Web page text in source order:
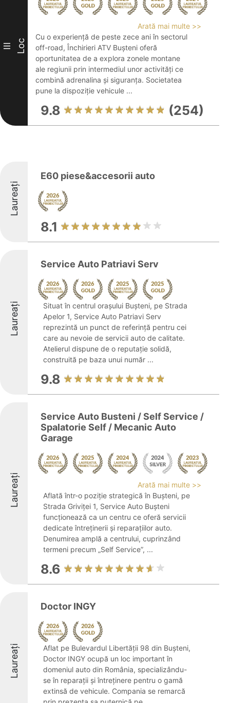
III Loc
Arată mai multe >>
Cu o experiență de peste zece ani în sectorul
off-road, Închirieri ATV Bușteni oferă
oportunitatea de a explora zonele montane
ale regiunii prin intermediul unor activități ce
combină adrenalina și siguranța. Societatea
pune la dispoziție vehicule ...
9.8 (254)
Laureați
E60 piese&accesorii auto
8.1
Laureați
Service Auto Patriavi Serv
Situat în centrul orașului Bușteni, pe Strada
Apelor 1, Service Auto Patriavi Serv
reprezintă un punct de referință pentru cei
care au nevoie de servicii auto de calitate.
Atelierul dispune de o reputație solidă,
construită pe baza unui număr ...
9.8
Laureați
Service Auto Busteni / Self Service /
Spalatorie Self / Mecanic Auto
Garage
Arată mai multe >>
Aflată într-o poziție strategică în Bușteni, pe
Strada Griviței 1, Service Auto Bușteni
funcționează ca un centru ce oferă servicii
dedicate întreținerii și reparațiilor auto.
Denumirea amplă a centrului, cuprinzând
termeni precum „Self Service”, ...
8.6
Laureați
Doctor INGY
Aflat pe Bulevardul Libertății 98 din Bușteni,
Doctor INGY ocupă un loc important în
domeniul auto din România, specializându-
se în reparații și întreținere pentru o gamă
extinsă de vehicule. Compania se remarcă